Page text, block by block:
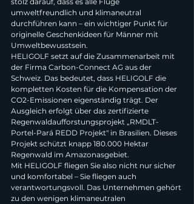
umweltfreundlich und klimaneutral
durchführen kann – ein wichtiger Punkt für
originelle Geschenkideen für Männer mit
Umweltbewusstsein.
HELIGOLF setzt auf die Zusammenarbeit mit
der Firma Carbon-Connect AG aus der
Schweiz. Das bedeutet, dass HELIGOLF die
kompletten Kosten für die Kompensation der
CO2-Emissionen eigenständig trägt. Der
Ausgleich erfolgt über das zertifizierte
Regenwaldaufforstungsprojekt „RMDLT-
Portel-Pará REDD Projekt" in Brasilien. Dieses
Projekt schützt knapp 180.000 Hektar
Regenwald im Amazonasgebiet.
Mit HELIGOLF fliegen Sie also nicht nur sicher
und komfortabel – Sie fliegen auch
verantwortungsvoll. Das Unternehmen gehört
zu den wenigen klimaneutralen